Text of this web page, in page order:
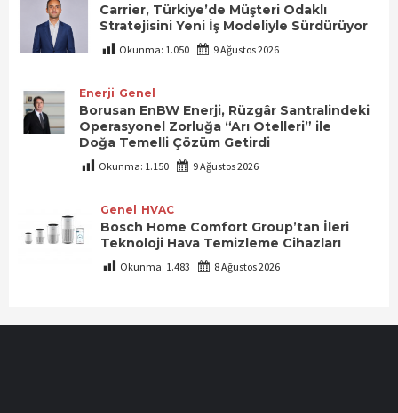
Carrier, Türkiye’de Müşteri Odaklı
Stratejisini Yeni İş Modeliyle Sürdürüyor
Okunma: 1.050 9 Ağustos 2026
Enerji Genel
Borusan EnBW Enerji, Rüzgâr Santralindeki
Operasyonel Zorluğa “Arı Otelleri” ile
Doğa Temelli Çözüm Getirdi
Okunma: 1.150 9 Ağustos 2026
Genel HVAC
Bosch Home Comfort Group’tan İleri
Teknoloji Hava Temizleme Cihazları
Okunma: 1.483 8 Ağustos 2026